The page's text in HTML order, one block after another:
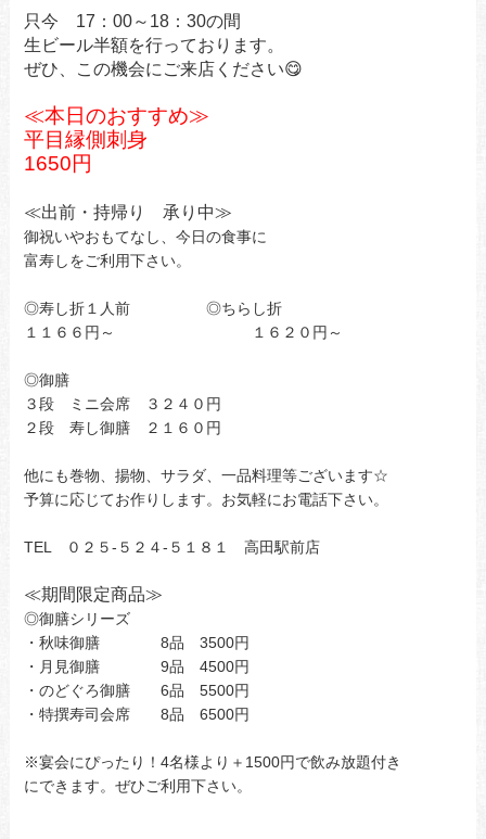
只今 17 ： 00～ 18： 30の間
生ビール半額を行っております。
ぜひ、この機会にご来店ください😋
≪本日のおすすめ≫
平目縁側刺身
1650円
≪出前・持帰り 承り中≫
御祝いやおもてなし、今日の食事に
富寿しをご利用下さい。
◎寿し折１人前 ◎ちらし折
１１６６円～ １６２０円～
◎御膳
３段 ミニ会席 ３２４０円
２段 寿し御膳 ２１６０円
他にも巻物、揚物、サラダ、一品料理等ございます☆
予算に応じてお作りします。お気軽にお電話下さい。
TEL ０２５-５２４-５１８１ 高田駅前店
≪期間限定商品≫
◎御膳シリーズ
・秋味御膳 8品 3500円
・月見御膳 9品 4500円
・のどぐろ御膳 6品 5500円
・特撰寿司会席 8品 6500円
※宴会にぴったり！4名様より＋1500円で飲み放題付き
にできます。ぜひご利用下さい。